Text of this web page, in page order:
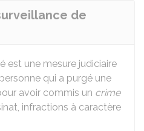
de
est une mesure judiciaire
qui a purgé une
avoir commis un crime
infractions à caractère